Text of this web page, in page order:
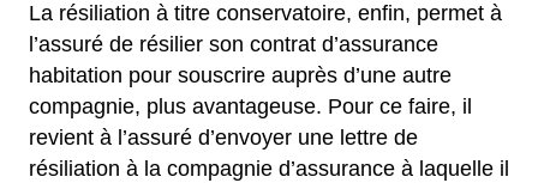
La résiliation à titre conservatoire, enfin, permet à
l’assuré de résilier son contrat d’assurance
habitation pour souscrire auprès d’une autre
compagnie, plus avantageuse. Pour ce faire, il
revient à l’assuré d’envoyer une lettre de
résiliation à la compagnie d’assurance à laquelle il